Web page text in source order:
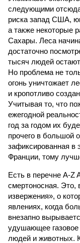
следующими
риска запад США,
а также некоторые
Сахары. Леса
достаточно
тысяч людей
Но проблема не
огонь уничтожает
и кропотливо
Учитывая то, что
ежегодной
год за годом их
прочего в большой
зафиксированная в
Франции, тому
Есть в перечне A-Z
смертоносная. Это,
извержения», о
явлениях, когда
внезапно
удушающее газовое
людей и животных.